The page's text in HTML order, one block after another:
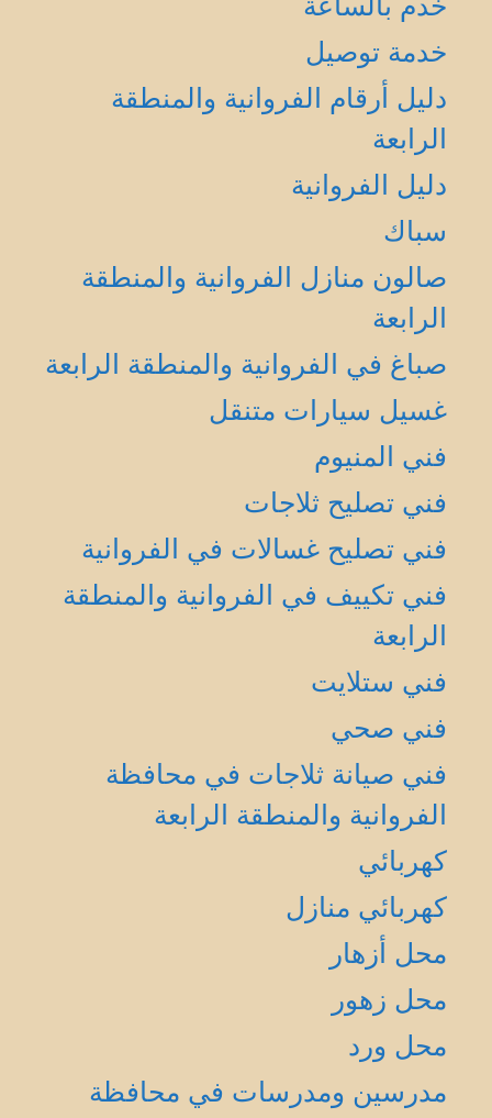
خدمة توصيل
دليل أرقام الفروانية والمنطقة
الرابعة
دليل الفروانية
سباك
صالون منازل الفروانية والمنطقة
الرابعة
صباغ في الفروانية والمنطقة الرابعة
غسيل سيارات متنقل
فني المنيوم
فني تصليح ثلاجات
فني تصليح غسالات في الفروانية
فني تكييف في الفروانية والمنطقة
الرابعة
فني ستلايت
فني صحي
فني صيانة ثلاجات في محافظة
الفروانية والمنطقة الرابعة
كهربائي
كهربائي منازل
محل أزهار
محل زهور
محل ورد
مدرسين ومدرسات في محافظة